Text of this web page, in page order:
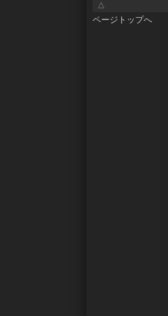
△
ページトップへ